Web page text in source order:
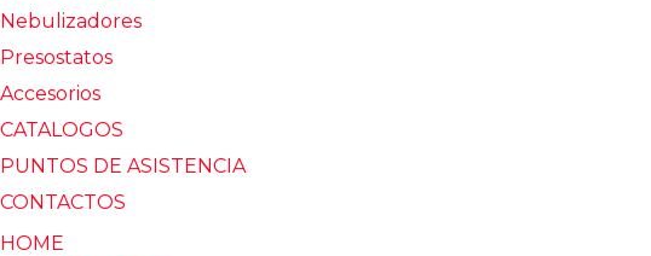
Nebulizadores
Presostatos
Accesorios
CATALOGOS
PUNTOS DE ASISTENCIA
CONTACTOS
HOME